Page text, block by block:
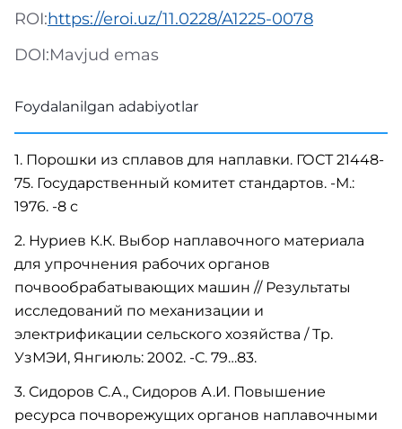
ROI:https://eroi.uz/11.0228/A1225-0078
DOI:Mavjud emas
Foydalanilgan adabiyotlar
1. Порошки из сплавов для наплавки. ГОСТ 21448-
75. Государственный комитет стандартов. -М.:
1976. -8 с
2. Нуриев К.К. Выбор наплавочного материала
для упрочнения рабочих органов
почвообрабатывающих машин // Результаты
исследований по механизации и
электрификации сельского хозяйства / Тр.
УзМЭИ, Янгиюль: 2002. -С. 79…83.
3. Сидоров С.А., Сидоров А.И. Повышение
ресурса почворежущих органов наплавочными